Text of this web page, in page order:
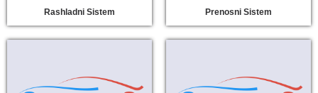
Rashladni Sistem Prenosni Sistem